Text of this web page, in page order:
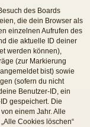
des Boards
die dein Browser als
einzelnen Aufrufen des
die aktuelle ID deiner
werden können),
(zur Markierung
bist) sowie
(sofern du nicht
Benutzer-ID, ein
gespeichert. Die
einem Jahr. Alle
Cookies löschen“